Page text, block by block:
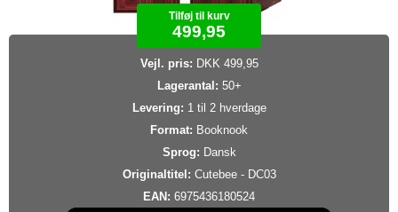
Tilføj til kurv
499,95
Vejl. pris: DKK 499,95
Lagerantal: 50+
Levering: 1 til 2 hverdage
Format: Booknook
Sprog: Dansk
Originaltitel: Cutebee - DC03
EAN: 6975436180524